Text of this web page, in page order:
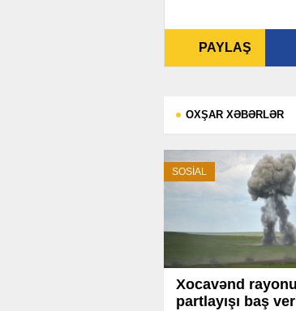
PAYLAŞ
OXŞAR XƏBƏRLƏR
SOSİAL
Xocavənd
partlayışı baş